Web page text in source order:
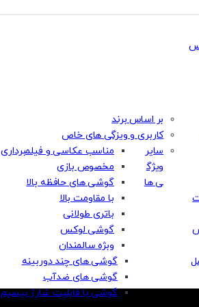
بر اساس برند
کاربری و ویزگی های خاص
مناسب عکاسی و فیلمبرداری
مخصوص بازی
گوشی های حافظه بالا
با مقاومت بالا
باتری طولانی
گوشی لوکس
وبژه سالمندان
سایر
ویژگ
ی ها
گوشی های چند دوربینه
گوشی های ضدآب
گوشی با قابلیت شارژ بیسیم